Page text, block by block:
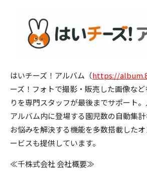
はいチーズ！アルバム（https://
ーズ！フォトで撮影・販売した画像な
りを専門スタッフが最後までサポート。
アルバム内に登場する園児数の自動集
お悩みを解決する機能を多数搭載した
ービスも提供しています。
≪千株式会社 会社概要≫